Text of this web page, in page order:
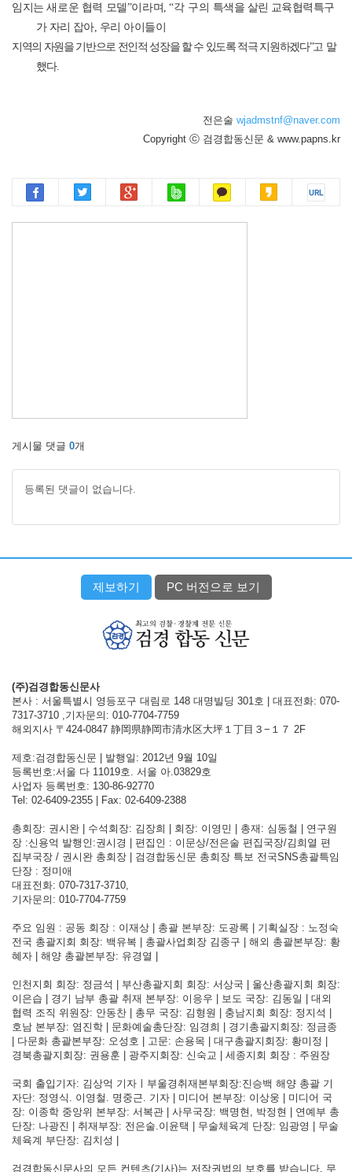
임지는 새로운 협력 모델”이라며 ,“각 구의 특색을 살린 교육협력특구
가 자리 잡아, 우리 아이들이
지역의 자원을 기반으로 전인적 성장을 할 수 있도록 적극 지원하겠다”고 말
했다.
전은술 wjadmstnf@naver.com
Copyright ⓒ 검경합동신문 & www.papns.kr
게시물 댓글 0개
등록된 댓글이 없습니다.
제보하기 PC 버전으로 보기
(주)검경합동신문사
본사 : 서울특별시 영등포구 대림로 148 대명빌딩 301호 | 대표전화: 070-
7317-3710 ,기자문의: 010-7704-7759
해외지사 〒424-0847 静岡県静岡市清水区大坪１丁目３−１７ 2F
제호:검경합동신문 | 발행일: 2012년 9월 10일
등록번호:서울 다 11019호. 서울 아.03829호
사업자 등록번호: 130-86-92770
Tel: 02-6409-2355 | Fax: 02-6409-2388
총회장: 권시완 | 수석회장: 김장희 | 회장: 이영민 | 총재: 심동철 | 연구원
장 :신용억 발행인:권시경 | 편집인 : 이문상/전은술 편집국장/김희열 편
집부국장 / 권시완 총회장 | 검경합동신문 총회장 특보 전국SNS총괄특임
단장 : 정미애
대표전화: 070-7317-3710,
기자문의: 010-7704-7759
주요 임원 : 공동 회장 : 이재상 | 총괄 본부장: 도광록 | 기획실장 : 노정숙
전국 총괄지회 회장: 백유복 | 총괄사업회장 김종구 | 해외 총괄본부장: 황
혜자 | 해양 총괄본부장: 유경열 |
인천지회 회장: 정금석 | 부산총괄지회 회장: 서상국 | 울산총괄지회 회장:
이은습 | 경기 남부 총괄 취재 본부장: 이응우 | 보도 국장: 김동일 | 대외
협력 조직 위원장: 안동찬 | 총무 국장: 김형원 | 충남지회 회장: 정지석 |
호남 본부장: 염진학 | 문화예술총단장: 임경희 | 경기총괄지회장: 정금종
| 다문화 총괄본부장: 오성호 | 고문: 손용목 | 대구총괄지회장: 황미정 |
경북총괄지회장: 권용훈 | 광주지회장: 신숙교 | 세종지회 회장 : 주원장
국회 출입기자: 김상억 기자ㅣ부울경취재본부회장:진승백 해양 총괄 기
자단: 정영식. 이영철. 명중근. 기자 | 미디어 본부장: 이상웅 | 미디어 국
장: 이종학 중앙위 본부장: 서복관 | 사무국장: 백명현, 박정현 | 연예부 총
단장: 나광진 | 취재부장: 전은술.이윤택 | 무술체육계 단장: 임광영 | 무술
체육계 부단장: 김치성 |
검경합동신문사의 모든 컨텐츠(기사)는 저작권법의 보호를 받습니다, 무